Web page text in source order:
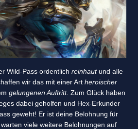
Wild-Pass ordentlich reinhautund alle
wir das mit einer Art heroischer
gelungenen Auftritt. Zum Glück haben
dabei geholfen und Hex-Erkunder
geweht! Er ist deine Belohnung für
viele weitere Belohnungen auf